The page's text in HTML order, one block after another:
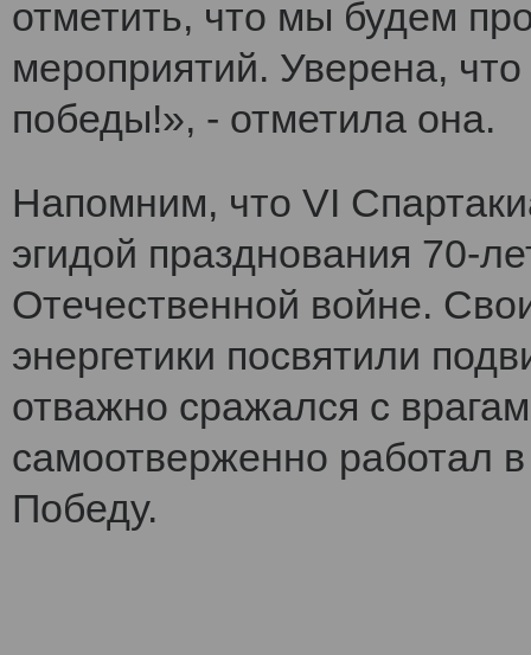
отметить, что мы будем
мероприятий. Уверена,
победы!», - отметила она.
Напомним, что VI
эгидой празднования 70-
Отечественной войне.
энергетики посвятили
отважно сражался с
самоотверженно работал
Победу.